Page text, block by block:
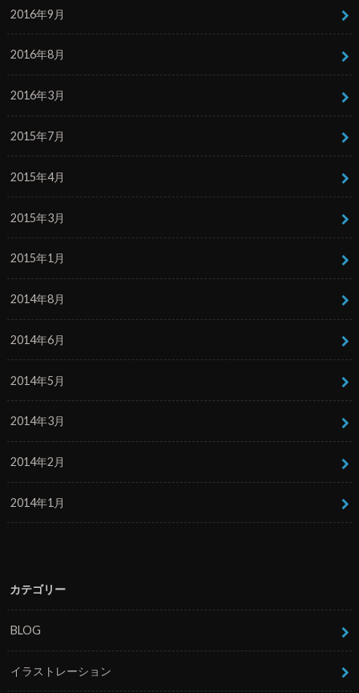
2016年9月
2016年8月
2016年3月
2015年7月
2015年4月
2015年3月
2015年1月
2014年8月
2014年6月
2014年5月
2014年3月
2014年2月
2014年1月
カテゴリー
BLOG
イラストレーション